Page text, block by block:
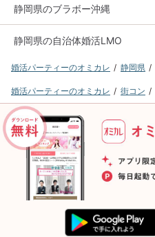
静岡県のブラボー沖縄
静岡県の自治体婚活LMO
婚活パーティーのオミカレ 静岡県
婚活パーティーのオミカレ 街コン